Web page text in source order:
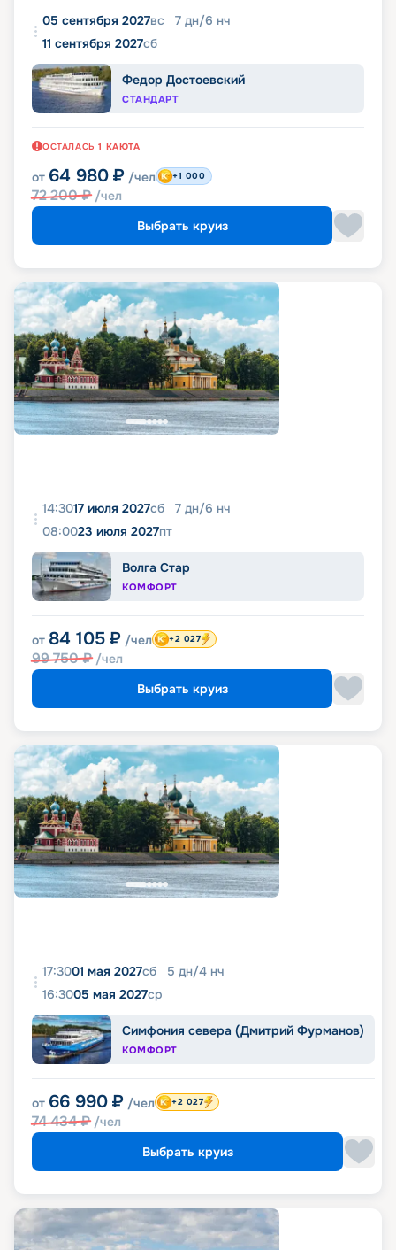
05 сентября 2027вс 7 дн/6 нч
11 сентября 2027сб
Федор Достоевский
СТАНДАРТ
ОСТАЛАСЬ 1 КАЮТА
от 64 980 ₽ /чел
72 200₽ /чел
+1 000
Выбрать круиз
14:3017 июля 2027сб 7 дн/6 нч
08:0023 июля 2027пт
Волга Стар
КОМФОРТ
от 84 105 ₽ /чел
99 750₽ /чел
+2 027
Выбрать круиз
17:3001 мая 2027сб 5 дн/4 нч
16:3005 мая 2027ср
Симфония севера (Дмитрий Фурманов)
КОМФОРТ
от 66 990 ₽ /чел
74 434₽ /чел
+2 027
Выбрать круиз